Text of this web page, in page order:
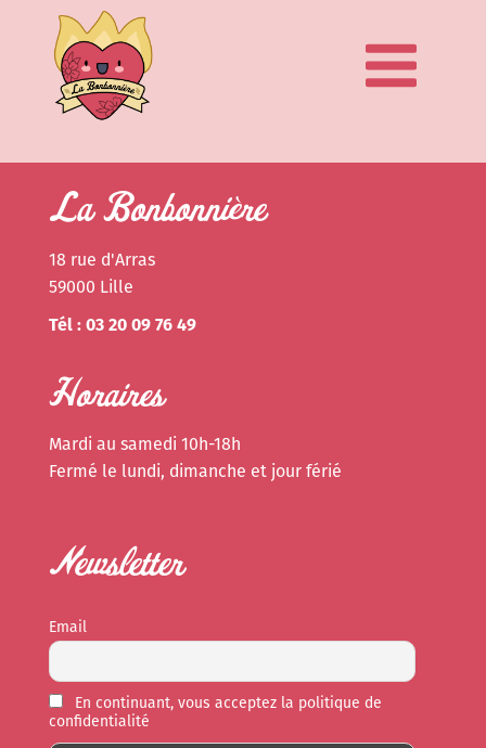
La Bonbonnière
18 rue d'Arras
59000 Lille
Tél : 03 20 09 76 49
Horaires
Mardi au samedi 10h-18h
Fermé le lundi, dimanche et jour férié
Newsletter
Email
En continuant, vous acceptez la politique de
confidentialité